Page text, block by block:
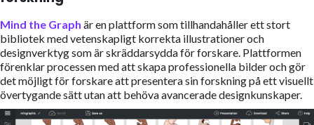
Mind the Graph är en plattform som tillhandahåller ett stort
bibliotek med vetenskapligt korrekta illustrationer och
designverktyg som är skräddarsydda för forskare. Plattformen
förenklar processen med att skapa professionella bilder och gör
det möjligt för forskare att presentera sin forskning på ett visuellt
övertygande sätt utan att behöva avancerade designkunskaper.